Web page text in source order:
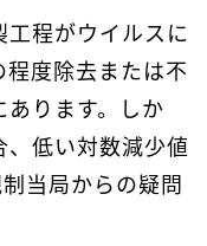
程がウイルスに
度除去または不
ります。しか
、低い対数減少値
当局からの疑問